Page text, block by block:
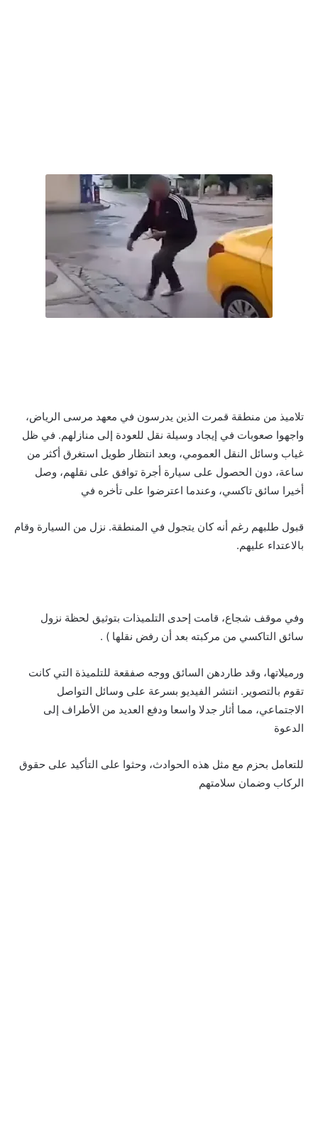
تلاميذ من منطقة قمرت الذين يدرسون في معهد مرسى الرياض،
واجهوا صعوبات في إيجاد وسيلة نقل للعودة إلى منازلهم. في ظل
غياب وسائل النقل العمومي، وبعد انتظار طويل استغرق أكثر من
ساعة، دون الحصول على سيارة أجرة توافق على نقلهم، وصل
أخيرا سائق تاكسي، وعندما اعترضوا على تأخره في
قبول طلبهم رغم أنه كان يتجول في المنطقة. نزل من السيارة وقام
بالاعتداء عليهم.
وفي موقف شجاع، قامت إحدى التلميذات بتوثيق لحظة نزول
سائق التاكسي من مركبته بعد أن رفض نقلها ) .
ورميلاتها، وقد طاردهن السائق ووجه صفقعة للتلميذة التي كانت
تقوم بالتصوير. انتشر الفيديو بسرعة على وسائل التواصل
الاجتماعي، مما أثار جدلا واسعا ودفع العديد من الأطراف إلى
الدعوة
للتعامل بحزم مع مثل هذه الحوادث، وحثوا على التأكيد على حقوق
الركاب وضمان سلامتهم